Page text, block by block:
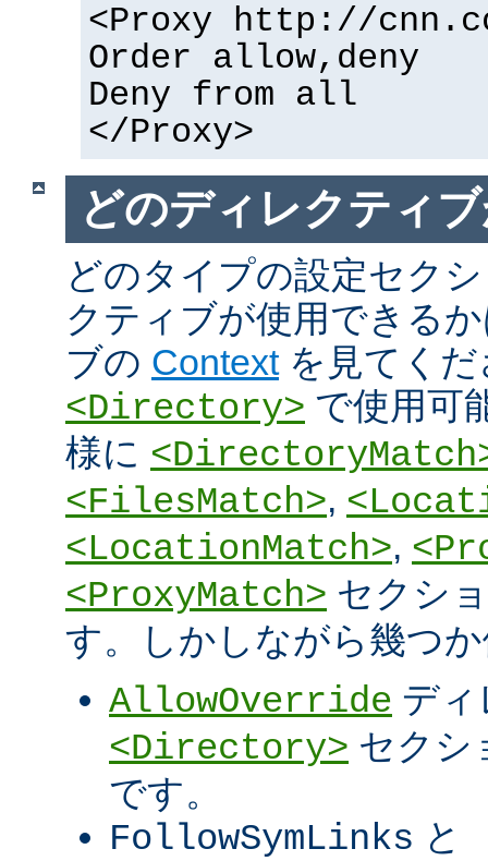
<Proxy http://
Order allow,deny
Deny from all
</Proxy>
どのディレクティ
どのタイプの設定セク
クティブが使用できる
ブの Contextを見てくだ
<Directory> で使用可
様に
<FilesMatch>,
<LocationMatch>,
<ProxyMatch> セクシ
す。しかしながら幾つ
AllowOverride デ
<Directory> セクシ
です。
FollowSymLinks と